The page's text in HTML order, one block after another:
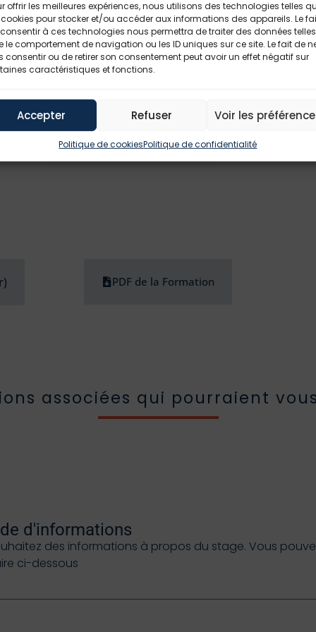
offrir les meilleures expériences, nous utilisons des technologies telles
pour stocker et/ou accéder aux informations des appareils. Le
à ces technologies nous permettra de traiter des données telles
le comportement de navigation ou les ID uniques sur ce site. Le fait de
consentir ou de retirer son consentement peut avoir un effet négatif sur
caractéristiques et fonctions.
Accepter Refuser Voir les
Politique de cookiesPolitique de confidentialité
la robustesse et la mise en œuvre
inertiels (accéléromètres, gyromètres),
hydrauliques et électriques, par déviation de
PDF de la Formation
associées qui pourraient
d'informations
des informations à propos du stage. Vous
ci-dessous